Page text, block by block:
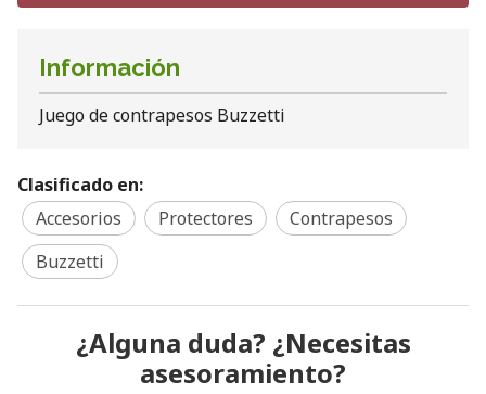
Información
Juego de contrapesos Buzzetti
Clasificado en:
Accesorios
Protectores
Contrapesos
Buzzetti
¿Alguna duda? ¿Necesitas
asesoramiento?